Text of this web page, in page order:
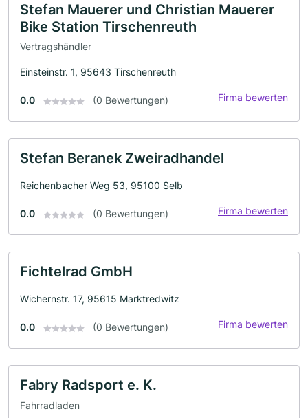
Stefan Mauerer und Christian Mauerer
Bike Station Tirschenreuth
Vertragshändler
Einsteinstr. 1, 95643 Tirschenreuth
0.0 (0 Bewertungen) Firma bewerten
Stefan Beranek Zweiradhandel
Reichenbacher Weg 53, 95100 Selb
0.0 (0 Bewertungen) Firma bewerten
Fichtelrad GmbH
Wichernstr. 17, 95615 Marktredwitz
0.0 (0 Bewertungen) Firma bewerten
Fabry Radsport e. K.
Fahrradladen